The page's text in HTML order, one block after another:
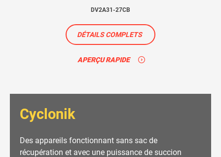
DV2A31-27CB
DÉTAILS COMPLETS
APERÇU RAPIDE
Cyclonik
Des appareils fonctionnant sans sac de
récupération et avec une puissance de succion